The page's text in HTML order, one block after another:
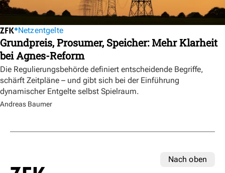
Netzentgelte
Grundpreis, Prosumer, Speicher: Mehr Klarheit
bei Agnes-Reform
Die Regulierungsbehörde definiert entscheidende Begriffe,
schärft Zeitpläne – und gibt sich bei der Einführung
dynamischer Entgelte selbst Spielraum.
Andreas Baumer
Nach oben